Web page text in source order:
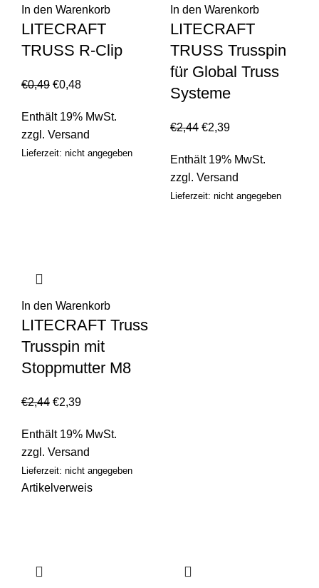
In den Warenkorb
LITECRAFT
TRUSS R-Clip
€0,49 €0,48
Enthält 19% MwSt.
zzgl. Versand
Lieferzeit: nicht angegeben
In den Warenkorb
LITECRAFT
TRUSS Trusspin
für Global Truss
Systeme
€2,44 €2,39
Enthält 19% MwSt.
zzgl. Versand
Lieferzeit: nicht angegeben
In den Warenkorb
LITECRAFT Truss
Trusspin mit
Stoppmutter M8
€2,44 €2,39
Enthält 19% MwSt.
zzgl. Versand
Lieferzeit: nicht angegeben
Artikelverweis